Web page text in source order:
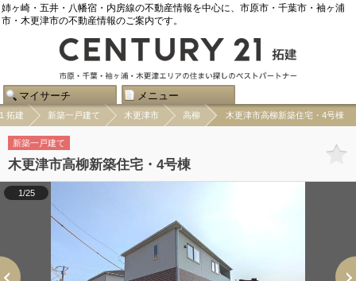
姉ヶ崎・五井・八幡宿・内房線の不動産情報を中心に、市原市・千葉市・袖ヶ浦
市・木更津市の不動産情報のご案内です。
メニュー
マイサーチ
拓建 新築一戸建て 木更津市 高柳 木更津市高柳新築住宅・4号棟
新築一戸建て
木更津市高柳新築住宅・4号棟
1/25